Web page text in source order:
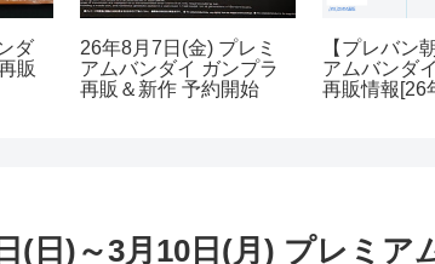
ダ
販
26年8月7日(金) プレミ
アムバンダイ ガンプラ
再販＆新作 予約開始
【プレバン
アムバンダ
再販情報[26
(日)～3月10日(月) プレミ